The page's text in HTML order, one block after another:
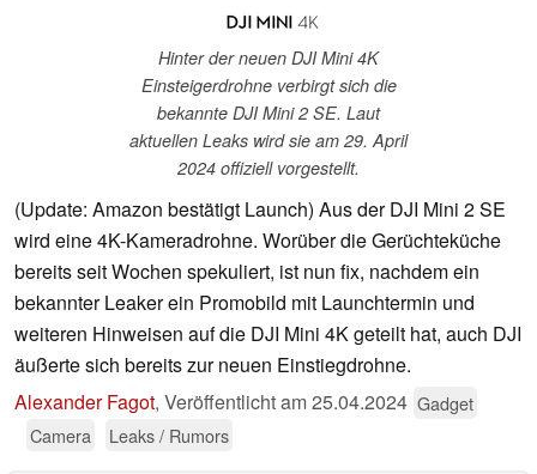
Hinter der neuen DJI Mini 4K
Einsteigerdrohne verbirgt sich die
bekannte DJI Mini 2 SE. Laut
aktuellen Leaks wird sie am 29. April
2024 offiziell vorgestellt.
(Update: Amazon bestätigt Launch) Aus der DJI Mini 2 SE
wird eine 4K-Kameradrohne. Worüber die Gerüchteküche
bereits seit Wochen spekuliert, ist nun fix, nachdem ein
bekannter Leaker ein Promobild mit Launchtermin und
weiteren Hinweisen auf die DJI Mini 4K geteilt hat, auch DJI
äußerte sich bereits zur neuen Einstiegdrohne.
Alexander Fagot, Veröffentlicht am25.04.2024 Gadget
Camera
Leaks / Rumors